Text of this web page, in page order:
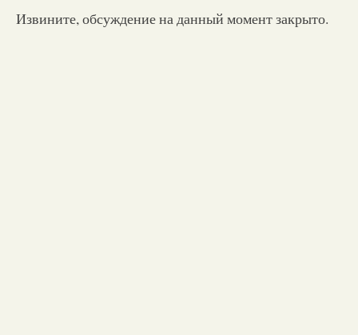
Извините, обсуждение на данный момент закрыто.